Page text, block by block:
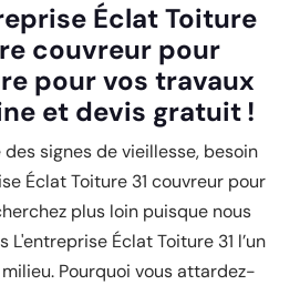
Éclat Toiture
couvreur pour
pour vos travaux
et devis gratuit !
signes de vieillesse, besoin
Éclat Toiture 31 couvreur pour
plus loin puisque nous
L'entreprise Éclat Toiture 31 l’un
Pourquoi vous attardez-